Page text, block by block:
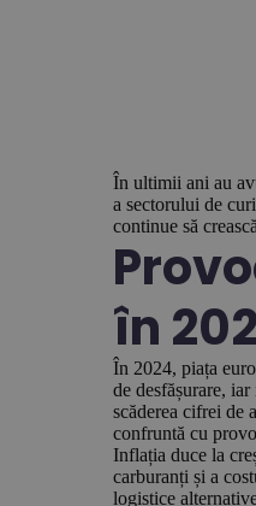
În ultimii ani au
a sectorului de
continue să
în
În 2024, piața
de desfășurare,
scăderea cifrei de
confruntă cu
Inflația duce la
carburanți și a
logistice